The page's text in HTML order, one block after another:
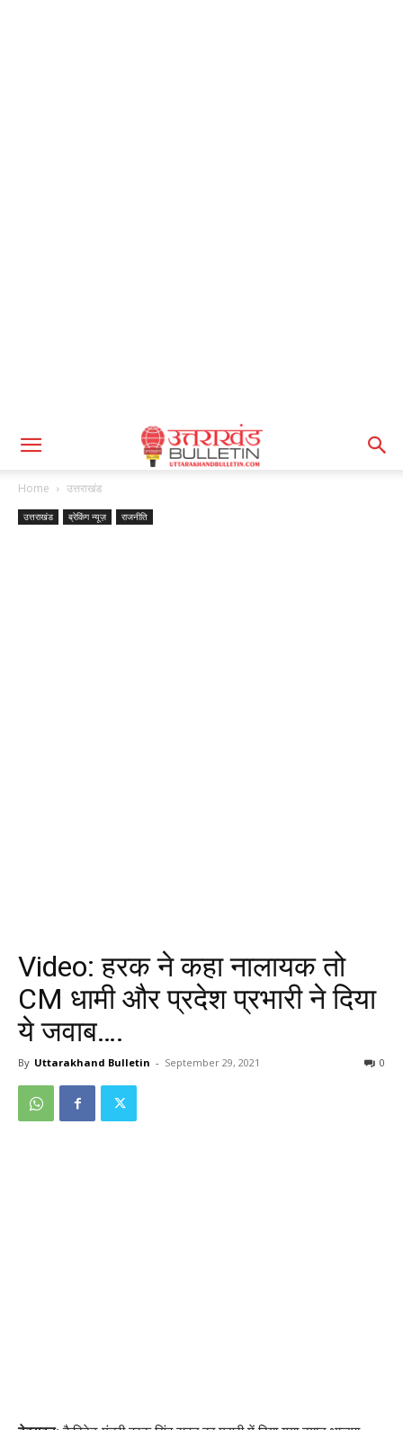
Home उत्तराखंड
उत्तराखंड ब्रेकिंग न्यूज़ राजनीति
Video: हरक ने कहा नालायक तो
CM धामी और प्रदेश प्रभारी ने दिया
ये जवाब….
By Uttarakhand Bulletin - September 29, 2021 0